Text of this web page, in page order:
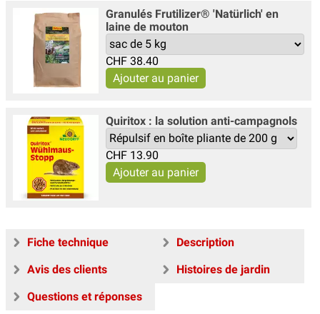
Granulés Frutilizer® 'Natürlich' en
laine de mouton
CHF 38.40
Quiritox : la solution anti-campagnols
CHF 13.90
Fiche technique
Description
Avis des clients
Histoires de jardin
Questions et réponses